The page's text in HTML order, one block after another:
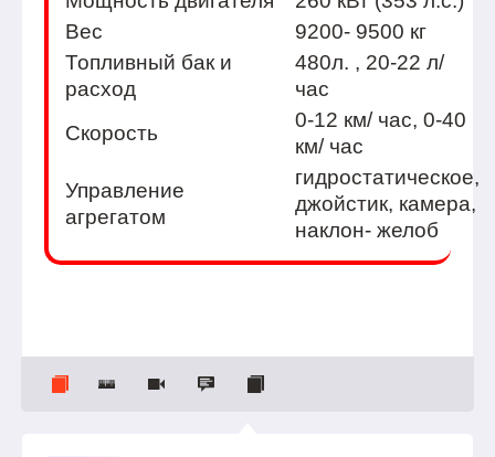
Вес
9200- 9500 кг
Топливный бак и
расход
480л. , 20-22 л/
час
Скорость
0-12 км/ час, 0-40
км/ час
Управление
агрегатом
гидростатическое,
джойстик, камера,
наклон- желоб